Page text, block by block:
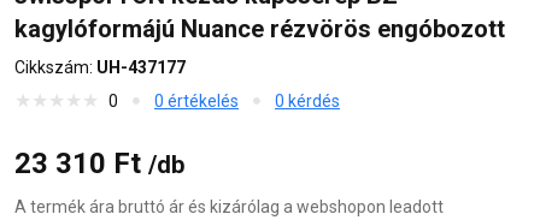
kagylóformájú Nuance rézvörös engóbozott
Cikkszám: UH-437177
0
0 értékelés 0 kérdés
23 310 Ft /db
A termék ára bruttó ár és kizárólag a webshopon leadott